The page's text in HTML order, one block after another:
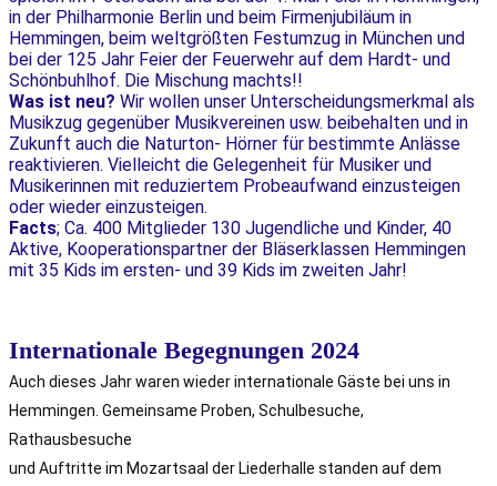
in der Philharmonie Berlin und beim Firmenjubiläum in
Hemmingen, beim weltgrößten Festumzug in München und
bei der 125 Jahr Feier der Feuerwehr auf dem Hardt- und
Schönbuhlhof. Die Mischung machts!!
Was ist neu? Wir wollen unser Unterscheidungsmerkmal als
Musikzug gegenüber Musikvereinen usw. beibehalten und in
Zukunft auch die Naturton- Hörner für bestimmte Anlässe
reaktivieren. Vielleicht die Gelegenheit für Musiker und
Musikerinnen mit reduziertem Probeaufwand einzusteigen
oder wieder einzusteigen.
Facts; Ca. 400 Mitglieder 130 Jugendliche und Kinder, 40
Aktive, Kooperationspartner der Bläserklassen Hemmingen
mit 35 Kids im ersten- und 39 Kids im zweiten Jahr!
Internationale Begegnungen 2024
Auch dieses Jahr waren wieder internationale Gäste bei uns in
Hemmingen. Gemeinsame Proben, Schulbesuche,
Rathausbesuche
und Auftritte im Mozartsaal der Liederhalle standen auf dem